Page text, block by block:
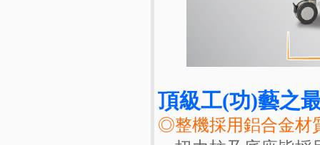
頂級工(功)藝之
◎整機採用鋁合金材